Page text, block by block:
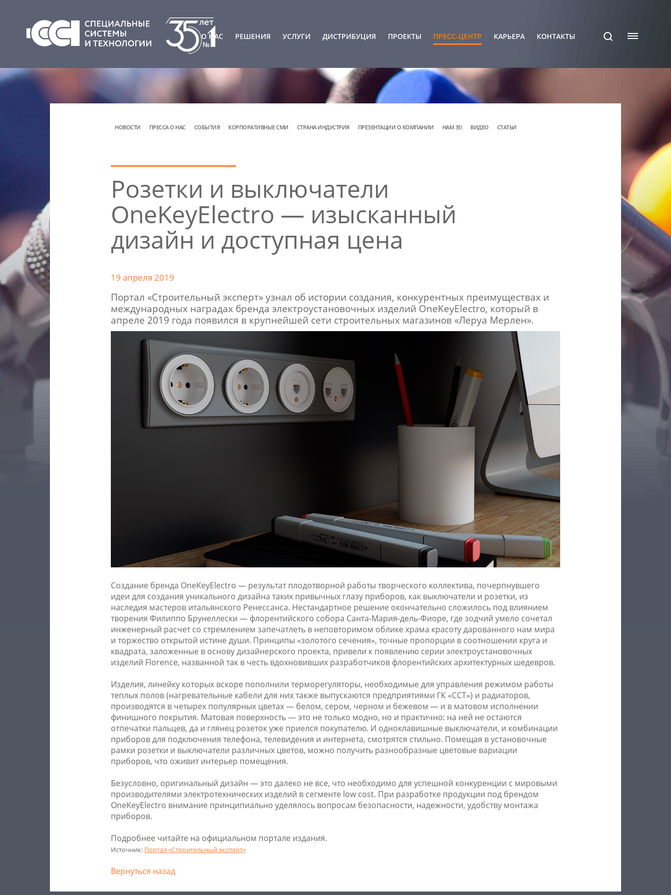
О НАС РЕШЕНИЯ УСЛУГИ ДИСТРИБУЦИЯ ПРОЕКТЫ ПРЕСС-ЦЕНТР КАРЬЕРА КОНТАКТЫ
НОВОСТИ ПРЕССА О НАС СОБЫТИЯ КОРПОРАТИВНЫЕ СМИ СТРАНА ИНДУСТРИЯ ПРЕЗЕНТАЦИИ О КОМПАНИИ НАМ 35! ВИДЕО СТАТЬИ
Розетки и выключатели
ОneKeyElectro — изысканный
дизайн и доступная цена
19 апреля 2019
Портал «Строительный эксперт» узнал об истории создания, конкурентных преимуществах и
международных наградах бренда электроустановочных изделий OneKeyElectro, который в
апреле 2019 года появился в крупнейшей сети строительных магазинов «Леруа Мерлен».
Создание бренда ОneKeyElectro — результат плодотворной работы творческого коллектива, почерпнувшего
идеи для создания уникального дизайна таких привычных глазу приборов, как выключатели и розетки, из
наследия мастеров итальянского Ренессанса. Нестандартное решение окончательно сложилось под влиянием
творения Филиппо Брунеллески — флорентийского собора Санта-Мария-дель-Фиоре, где зодчий умело сочетал
инженерный расчет со стремлением запечатлеть в неповторимом облике храма красоту дарованного нам мира
и торжество открытой истине души. Принципы «золотого сечения», точные пропорции в соотношении круга и
квадрата, заложенные в основу дизайнерского проекта, привели к появлению серии электроустановочных
изделий Florence, названной так в честь вдохновивших разработчиков флорентийских архитектурных шедевров.
Изделия, линейку которых вскоре пополнили терморегуляторы, необходимые для управления режимом работы
теплых полов (нагревательные кабели для них также выпускаются предприятиями ГК «ССТ») и радиаторов,
производятся в четырех популярных цветах — белом, сером, черном и бежевом — и в матовом исполнении
финишного покрытия. Матовая поверхность — это не только модно, но и практично: на ней не остаются
отпечатки пальцев, да и глянец розеток уже приелся покупателю. И одноклавишные выключатели, и комбинации
приборов для подключения телефона, телевидения и интернета, смотрятся стильно. Помещая в установочные
рамки розетки и выключатели различных цветов, можно получить разнообразные цветовые вариации
приборов, что оживит интерьер помещения.
Безусловно, оригинальный дизайн — это далеко не все, что необходимо для успешной конкуренции с мировыми
производителями электротехнических изделий в сегменте low cost. При разработке продукции под брендом
ОneKeyElectro внимание принципиально уделялось вопросам безопасности, надежности, удобству монтажа
приборов.
Подробнее читайте на официальном портале издания.
Источник: Портал «Строительный эксперт»
Вернуться назад